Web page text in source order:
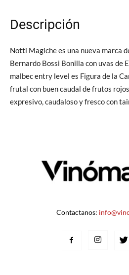
Descripción
Notti Magiche es una nueva marca
Bernardo Bossi Bonilla con uvas de
malbec entry level es Figura de la
frutal con buen caudal de frutos
expresivo, caudaloso y fresco con
Contactanos: